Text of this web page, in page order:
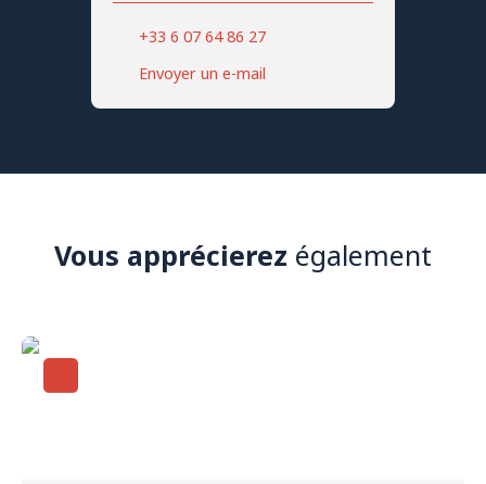
+33 6 07 64 86 27
Envoyer un e-mail
Vous apprécierez également